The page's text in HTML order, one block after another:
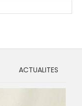
ACTUALITES